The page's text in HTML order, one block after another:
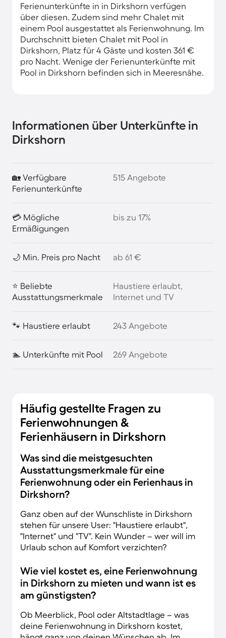
Ferienunterkünfte in in Dirkshorn verfügen
über diesen. Zudem sind mehr Chalet mit
einem Pool ausgestattet als Ferienwohnung. Im
Durchschnitt bieten Chalet mit Pool in
Dirkshorn, Platz für 4 Gäste und kosten 361 €
pro Nacht. Wenige der Ferienunterkünfte mit
Pool in Dirkshorn befinden sich in Meeresnähe.
Informationen über Unterkünfte in
Dirkshorn
🏡 Verfügbare
Ferienunterkünfte
515 Angebote
💳 Mögliche
Ermäßigungen
bis zu 17%
🌙 Min. Preis pro Nacht ab 61 €
⭐ Beliebte
Ausstattungsmerkmale
Haustiere erlaubt,
Internet und TV
🐾 Haustiere erlaubt 243 Angebote
🏊 Unterkünfte mit Pool 269 Angebote
Häufig gestellte Fragen zu
Ferienwohnungen &
Ferienhäusern in Dirkshorn
Was sind die meistgesuchten
Ausstattungsmerkmale für eine
Ferienwohnung oder ein Ferienhaus in
Dirkshorn?
Ganz oben auf der Wunschliste in Dirkshorn
stehen für unsere User: "Haustiere erlaubt",
"Internet" und "TV". Kein Wunder – wer will im
Urlaub schon auf Komfort verzichten?
Wie viel kostet es, eine Ferienwohnung
in Dirkshorn zu mieten und wann ist es
am günstigsten?
Ob Meerblick, Pool oder Altstadtlage – was
deine Ferienwohnung in Dirkshorn kostet,